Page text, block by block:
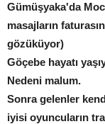
Gümüşyaka'da
masajların
gözüküyor)
Göçebe hayatı
Nedeni malum.
Sonra gelenler
iyisi oyuncuların